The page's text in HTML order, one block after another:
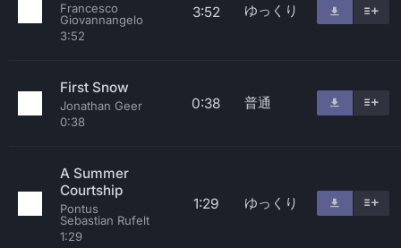
Francesco
Giovannangelo
3:52
3:52 ゆっくり
First Snow
Jonathan Geer
0:38
0:38 普通
A Summer
Courtship
Pontus
Sebastian Rufelt
1:29
1:29 ゆっくり